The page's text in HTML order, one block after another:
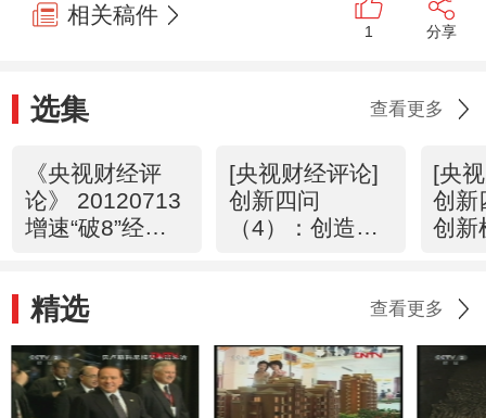
相关稿件
1 分享
选集 查看更多
《央视财经评
论》 20120713
增速“破8”经济
[央视财经评论]
创新四问
（4）：创造未
（20120712）
[央
创新
创新
精选 查看更多